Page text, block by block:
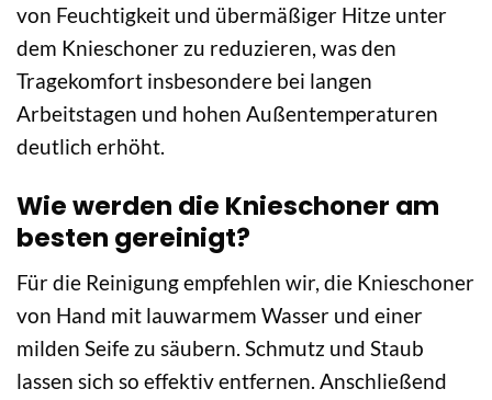
von Feuchtigkeit und übermäßiger Hitze unter
dem Knieschoner zu reduzieren, was den
Tragekomfort insbesondere bei langen
Arbeitstagen und hohen Außentemperaturen
deutlich erhöht.
Wie werden die Knieschoner am
besten gereinigt?
Für die Reinigung empfehlen wir, die Knieschoner
von Hand mit lauwarmem Wasser und einer
milden Seife zu säubern. Schmutz und Staub
lassen sich so effektiv entfernen. Anschließend